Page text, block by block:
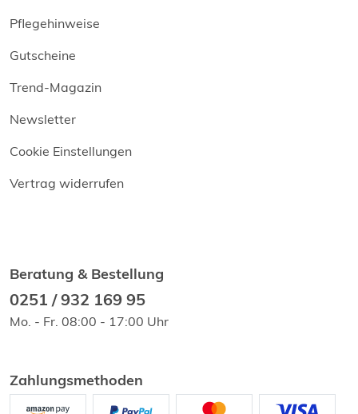
Pflegehinweise
Gutscheine
Trend-Magazin
Newsletter
Cookie Einstellungen
Vertrag widerrufen
Beratung & Bestellung
0251 / 932 169 95
Mo. - Fr. 08:00 - 17:00 Uhr
Zahlungsmethoden